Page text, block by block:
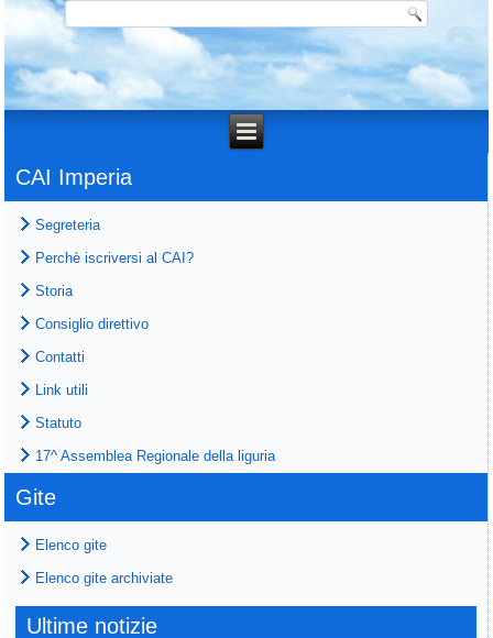
CAI Imperia
Segreteria
Perchè iscriversi al CAI?
Storia
Consiglio direttivo
Contatti
Link utili
Statuto
17^ Assemblea Regionale della liguria
Gite
Elenco gite
Elenco gite archiviate
Ultime notizie